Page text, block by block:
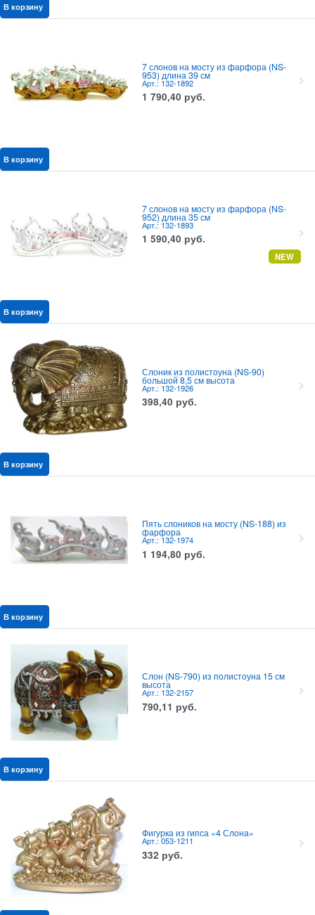
В корзину
7 слонов на мосту из фарфора (NS-
953) длина 39 см
Арт.: 132-1892
1 790,40 руб.
В корзину
7 слонов на мосту из фарфора (NS-
952) длина 35 см
Арт.: 132-1893
1 590,40 руб.
NEW
В корзину
Слоник из полистоуна (NS-90)
большой 8,5 см высота
Арт.: 132-1926
398,40 руб.
В корзину
Пять слоников на мосту (NS-188) из
фарфора
Арт.: 132-1974
1 194,80 руб.
В корзину
Слон (NS-790) из полистоуна 15 см
высота
Арт.: 132-2157
790,11 руб.
В корзину
Фигурка из гипса «4 Слона»
Арт.: 053-1211
332 руб.